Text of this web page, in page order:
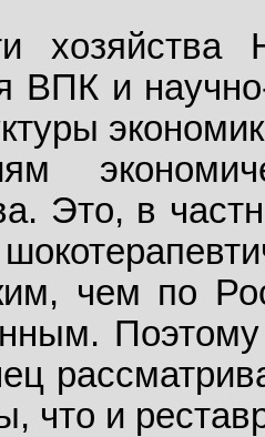
хозяйства
ВПК и
Это, в
чем по
Поэтому
что и